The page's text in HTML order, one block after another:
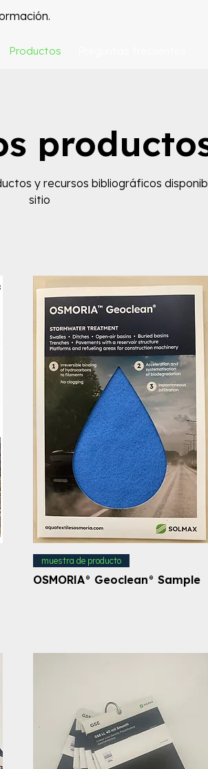
Productos
y recursos bibliográficos
sitio
muestra de producto
OSMORIA® Geoclean® Sample